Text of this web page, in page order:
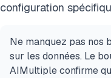
configuration
Ne manquez pas nos
sur les données. Le
AIMultiple confirme